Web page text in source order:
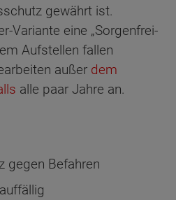
gewährt ist.
Variante eine „Sorgenfrei-
Aufstellen fallen
außer dem
alle paar Jahre an.
gegen Befahren